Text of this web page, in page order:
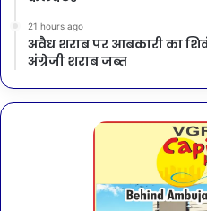
21 hours ago
अवैध शराब पर आबकारी का
अंग्रेजी शराब जब्त